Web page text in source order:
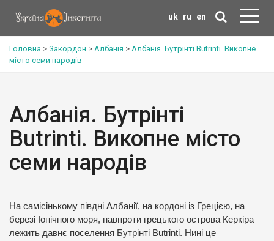
uk ru en
Головна > Закордон > Албанія > Албанія. Бутрінті Butrinti. Викопне
місто семи народів
Албанія. Бутрінті
Butrinti. Викопне місто
семи народів
На самісінькому півдні Албанії, на кордоні із Грецією, на
березі Іонічного моря, навпроти грецького острова Керкіра
лежить давнє поселення Бутрінті Butrinti. Нині це